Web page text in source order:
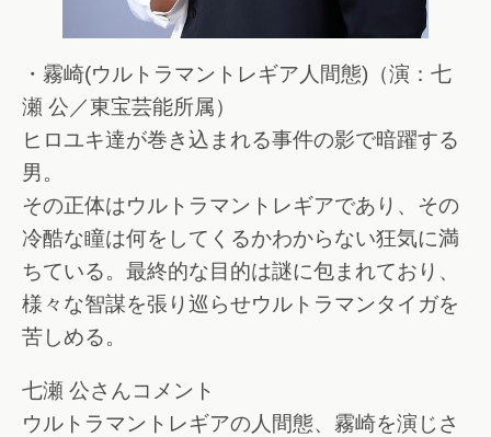
・霧崎(ウルトラマントレギア人間態)（演：七
瀬 公／東宝芸能所属）
ヒロユキ達が巻き込まれる事件の影で暗躍する
男。
その正体はウルトラマントレギアであり、その
冷酷な瞳は何をしてくるかわからない狂気に満
ちている。最終的な目的は謎に包まれており、
様々な智謀を張り巡らせウルトラマンタイガを
苦しめる。
七瀬 公さんコメント
ウルトラマントレギアの人間態、霧崎を演じさ